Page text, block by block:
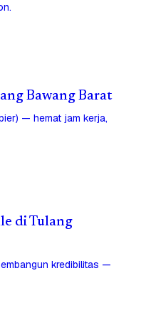
Bawang Barat
— hemat jam kerja,
di Tulang
kredibilitas —